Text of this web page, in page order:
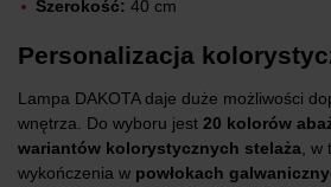
Szerokość: 40 cm
Personalizacja
Lampa DAKOTA daje duże możliwości
wnętrza. Do wyboru jest 20 kolorów
wariantów kolorystycznych stelaża, w
wykończenia w powłokach